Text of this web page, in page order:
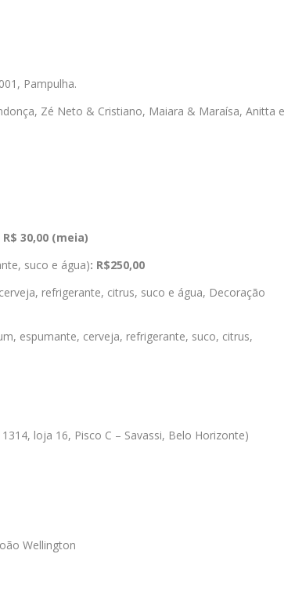
Pampulha.
Zé Neto & Cristiano, Maiara & Maraísa, Anitta e
30,00 (meia)
suco e água): R$250,00
refrigerante, citrus, suco e água, Decoração
espumante, cerveja, refrigerante, suco, citrus,
loja 16, Pisco C – Savassi, Belo Horizonte)
Wellington